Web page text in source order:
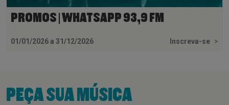
PROMOS | WHATSAPP 93,9 FM
01/01/2026 a 31/12/2026 Inscreva-se >
PEÇA SUA MÚSICA